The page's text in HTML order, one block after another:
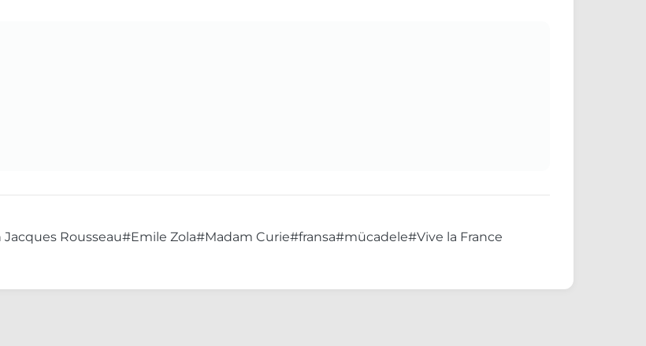
Jacques Rousseau#Emile Zola#Madam Curie#fransa#mücadele#Vive la France